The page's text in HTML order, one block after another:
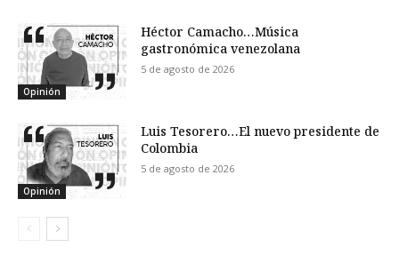
Opinión
Héctor Camacho…Música
gastronómica venezolana
5 de agosto de 2026
Opinión
Luis Tesorero…El nuevo presidente de
Colombia
5 de agosto de 2026